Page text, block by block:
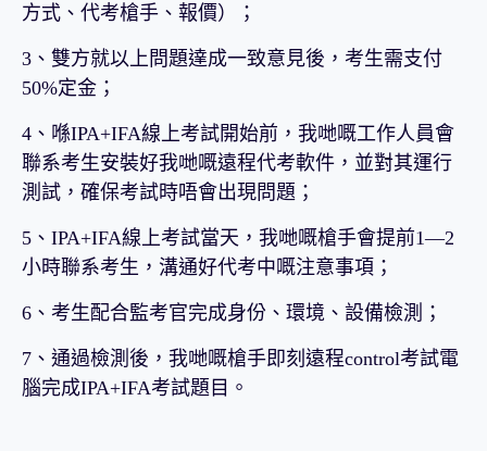
方式、代考槍手、報價）；
3、雙方就以上問題達成一致意見後，考生需支付
50%定金；
4、喺IPA+IFA線上考試開始前，我哋嘅工作人員會
聯系考生安裝好我哋嘅遠程代考軟件，並對其運行
測試，確保考試時唔會出現問題；
5、IPA+IFA線上考試當天，我哋嘅槍手會提前1—2
小時聯系考生，溝通好代考中嘅注意事項；
6、考生配合監考官完成身份、環境、設備檢測；
7、通過檢測後，我哋嘅槍手即刻遠程control考試電
腦完成IPA+IFA考試題目。